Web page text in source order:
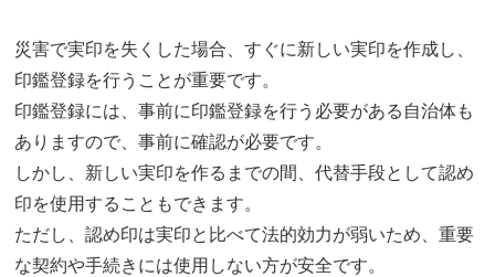
災害で実印を失くした場合、すぐに新しい実印を作成し、
印鑑登録を行うことが重要です。
印鑑登録には、事前に印鑑登録を行う必要がある自治体も
ありますので、事前に確認が必要です。
しかし、新しい実印を作るまでの間、代替手段として認め
印を使用することもできます。
ただし、認め印は実印と比べて法的効力が弱いため、重要
な契約や手続きには使用しない方が安全です。